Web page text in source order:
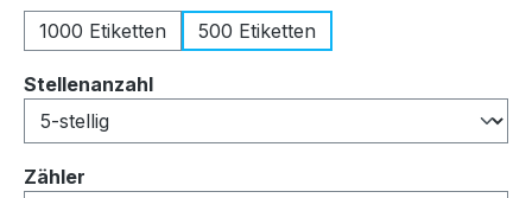
1000 Etiketten
500 Etiketten
Stellenanzahlauswählen
Zähler